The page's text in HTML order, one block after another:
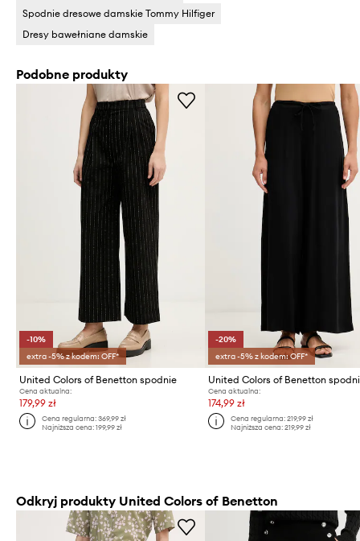
Spodnie dresowe damskie Tommy Hilfiger
Dresy bawełniane damskie
Podobne produkty
-10%
extra -5% z kodem: OFF*
United Colors of Benetton spodnie
Cena aktualna:
179,99 zł
Cena regularna:369,99 zł
Najniższa cena:199,99 zł
-20%
extra -5% z kodem: OFF*
Cena aktualna:
174,99 zł
Cena regularna: 219,99 zł
Najniższa cena: 219,99 zł
Odkryj produkty United Colors of Benetton